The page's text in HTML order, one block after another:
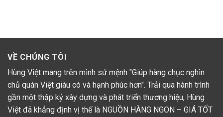
VỀ CHÚNG TÔI
Hùng Việt mang trên mình sứ mệnh "Giúp hàng chục nghìn
chủ quán Việt giàu có và hạnh phúc hơn". Trải qua hành trình
gần một thập kỷ xây dựng và phát triển thương hiệu, Hùng
Việt đã khẳng định vị thế là NGUỒN HÀNG NGON – GIÁ TỐT